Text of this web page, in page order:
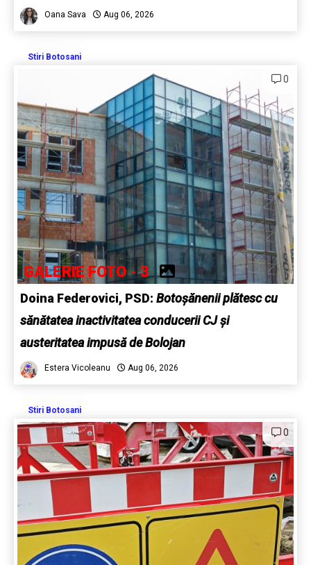
Oana Sava Aug 06, 2026
Stiri Botosani
0
GALERIE FOTO - 3
Doina Federovici, PSD: Botoșănenii plătesc cu
sănătatea inactivitatea conducerii CJ și
austeritatea impusă de Bolojan
Estera Vicoleanu Aug 06, 2026
Stiri Botosani
0